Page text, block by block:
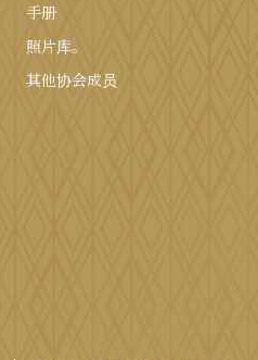
手册
照片库。
其他协会成员